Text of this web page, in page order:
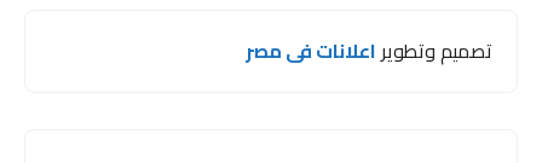
تصميم وتطويراعلانات فى مصر